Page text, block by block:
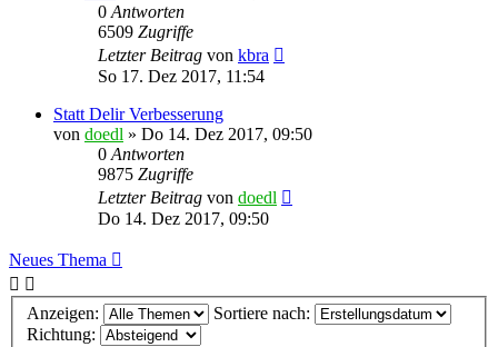
0 Antworten
6509 Zugriffe
Letzter Beitrag von kbra
So 17. Dez 2017, 11:54
Statt Delir Verbesserung
von doedl » Do 14. Dez 2017, 09:50
0 Antworten
9875 Zugriffe
Letzter Beitrag von doedl
Do 14. Dez 2017, 09:50
Neues Thema
Anzeigen:
Sortiere nach:
Richtung: